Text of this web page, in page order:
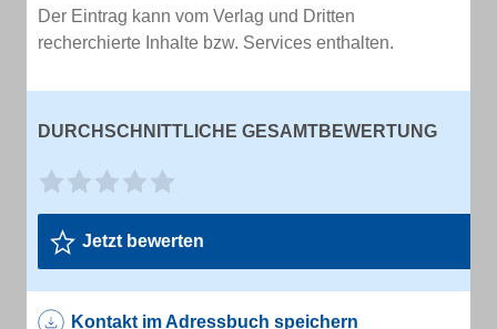
Der Eintrag kann vom Verlag und Dritten
recherchierte Inhalte bzw. Services enthalten.
DURCHSCHNITTLICHE GESAMTBEWERTUNG
Jetzt bewerten
Kontakt im Adressbuch speichern